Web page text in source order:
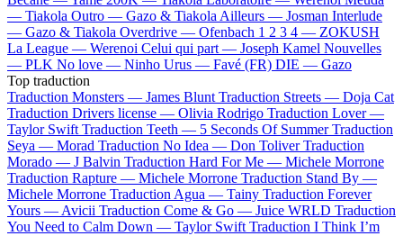
— Tiakola Outro — Gazo & Tiakola Ailleurs — Josman Interlude
— Gazo & Tiakola Overdrive — Ofenbach 1 2 3 4 — ZOKUSH
La League — Werenoi Celui qui part — Joseph Kamel Nouvelles
— PLK No love — Ninho Urus — Favé (FR) DIE — Gazo
Top traduction
Traduction Monsters — James Blunt Traduction Streets — Doja Cat
Traduction Drivers license — Olivia Rodrigo Traduction Lover —
Taylor Swift Traduction Teeth — 5 Seconds Of Summer Traduction
Seya — Morad Traduction No Idea — Don Toliver Traduction
Morado — J Balvin Traduction Hard For Me — Michele Morrone
Traduction Rapture — Michele Morrone Traduction Stand By —
Michele Morrone Traduction Agua — Tainy Traduction Forever
Yours — Avicii Traduction Come & Go — Juice WRLD Traduction
You Need to Calm Down — Taylor Swift Traduction I Think I’m